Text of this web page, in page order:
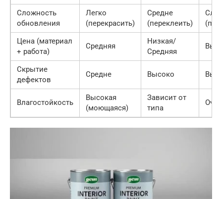
Сложность
обновления
Легко
(перекрасить)
Средне
(переклеить)
Цена (материал
+ работа)
Средняя
Низкая/
Средняя
Скрытие
дефектов
Средне Высоко
Влагостойкость
Высокая
(моющаяся)
Зависит от
типа